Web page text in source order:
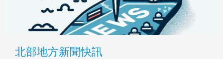
北部地方新聞快訊